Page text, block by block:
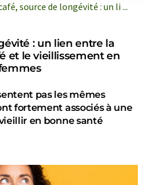
source de longévité : un li ...
: un lien entre la
et le vieillissement en
pas les mêmes
fortement associés à une
en bonne santé